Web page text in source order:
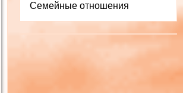
Семейные отношения